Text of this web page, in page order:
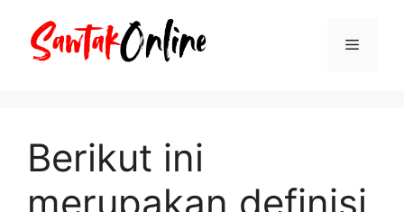
Menu
Berikut ini
merupakan definisi